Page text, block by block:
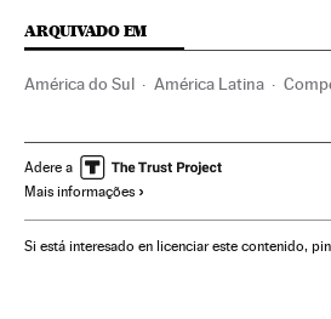
ARQUIVADO EM
América do Sul América Latina
Seleção Brasileira Natação
Seleções esportivas
Esportes aquáticos
Adere a
Mais informações
Si está interesado en licenciar este contenido,